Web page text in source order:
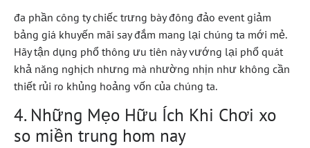
đa phần công ty chiếc trưng bày đông đảo event giảm
bảng giá khuyến mãi say đắm mang lại chúng ta mới mẻ.
Hãy tận dụng phổ thông ưu tiên này vướng lại phổ quát
khả năng nghịch nhưng mà nhường nhịn như không cần
thiết rủi ro khủng hoảng vốn của chúng ta.
4. Những Mẹo Hữu Ích Khi Chơi xo
so miền trung hom nay